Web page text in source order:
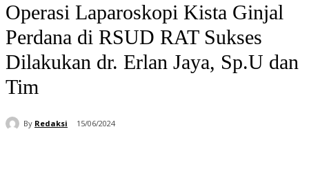
Operasi Laparoskopi Kista Ginjal
Perdana di RSUD RAT Sukses
Dilakukan dr. Erlan Jaya, Sp.U dan
Tim
By Redaksi 15/06/2024